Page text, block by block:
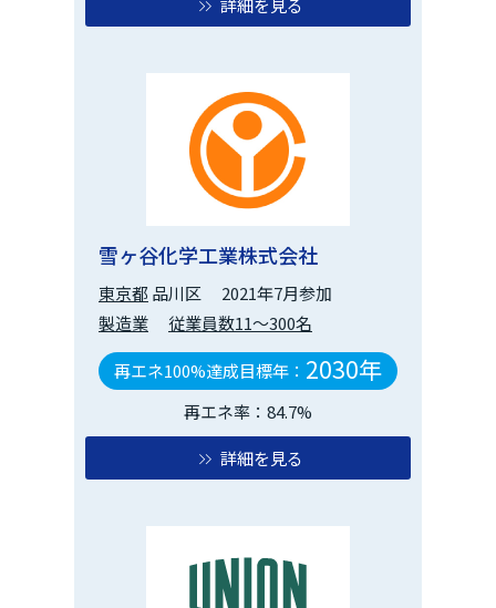
雪ヶ谷化学工業株式会社
東京都 品川区
2021年7月参加
製造業
従業員数11～300名
再エネ100%達成目標年： 2030年
再エネ率：84.7%
詳細を見る